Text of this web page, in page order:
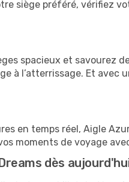
siège préféré, vérifiez
spacieux et savourez
à l’atterrissage. Et
en temps réel, Aigle
moments de voyage
dès